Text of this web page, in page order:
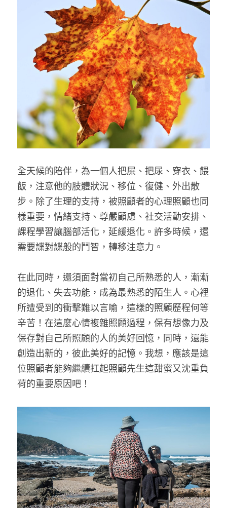
全天候的陪伴，為一個人把屎、把尿、穿衣、餵
飯，注意他的肢體狀況、移位、復健、外出散
步。除了生理的支持，被照顧者的心理照顧也同
樣重要，情緒支持、尊嚴顧慮、社交活動安排、
課程學習讓腦部活化，延緩退化。許多時候，還
需要諜對諜般的鬥智，轉移注意力。
在此同時，還須面對當初自己所熟悉的人，漸漸
的退化、失去功能，成為最熟悉的陌生人。心裡
所遭受到的衝擊難以言喻，這樣的照顧歷程何等
辛苦！在這麼心情複雜照顧過程，保有想像力及
保存對自己所照顧的人的美好回憶，同時，還能
創造出新的，彼此美好的記憶。我想，應該是這
位照顧者能夠繼續扛起照顧先生這甜蜜又沈重負
荷的重要原因吧！